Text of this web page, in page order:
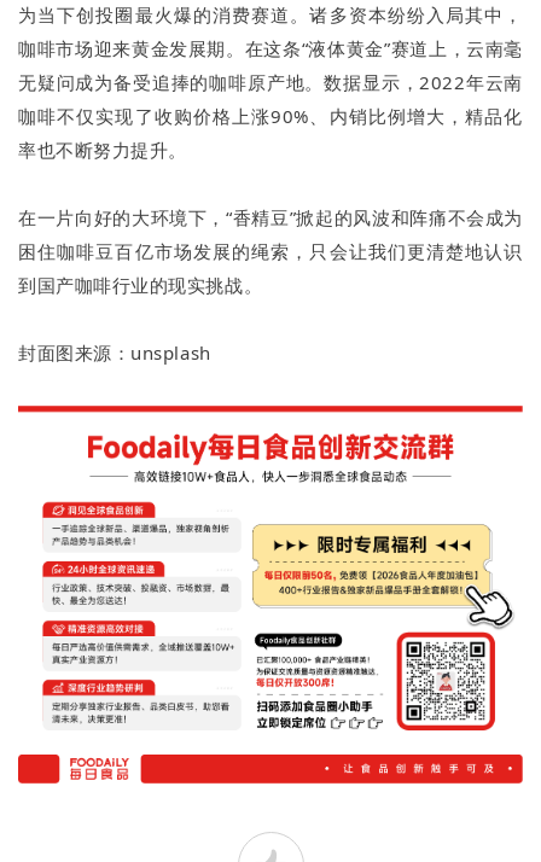
为当下创投圈最火爆的消费赛道。诸多资本纷纷入局其中，
咖啡市场迎来黄金发展期。在这条“液体黄金”赛道上，云南毫
无疑问成为备受追捧的咖啡原产地。数据显示，2022年云南
咖啡不仅实现了收购价格上涨90%、内销比例增大，精品化
率也不断努力提升。
在一片向好的大环境下，“香精豆”掀起的风波和阵痛不会成为
困住咖啡豆百亿市场发展的绳索，只会让我们更清楚地认识
到国产咖啡行业的现实挑战。
封面图来源：unsplash